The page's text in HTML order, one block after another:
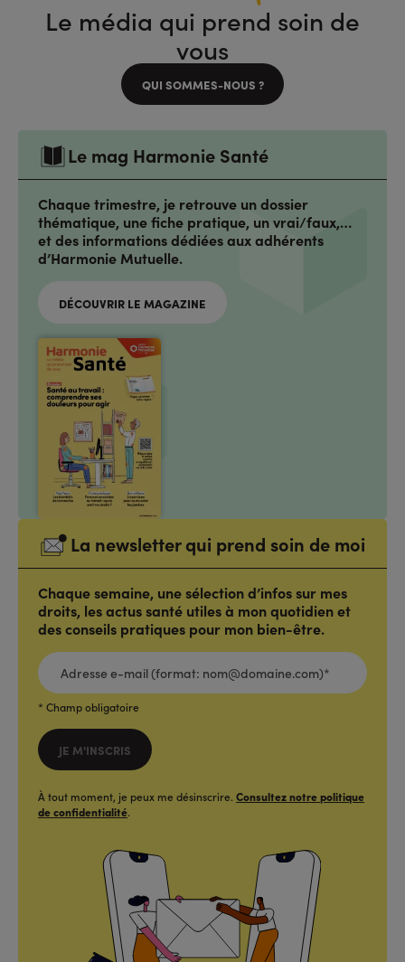
Le média qui prend soin de
vous
QUI SOMMES-NOUS ?
Le mag Harmonie Santé
Chaque trimestre, je retrouve un dossier
thématique, une fiche pratique, un vrai/faux,…
et des informations dédiées aux adhérents
d’Harmonie Mutuelle.
DÉCOUVRIR LE MAGAZINE
La newsletter qui prend soin de moi
Chaque semaine, une sélection d’infos sur mes
droits, les actus santé utiles à mon quotidien et
des conseils pratiques pour mon bien-être.
ADRESSE
E-
MAIL
(FORMAT:
NOM@DOMAINE.COM)*
* Champ obligatoire
JE M'INSCRIS
À tout moment, je peux me désinscrire. Consultez notre politique
de confidentialité.